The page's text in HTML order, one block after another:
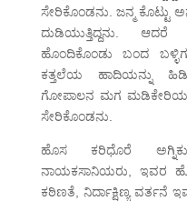
ಸೇರಿಕೊಂಡನು. ಜನ್ಮ ಕೊಟ್ಟು
ದುಡಿಯುತ್ತಿದ್ದನು.
ಹೊಂದಿಕೊಂಡು ಬಂದ
ಕತ್ತಲೆಯ ಹಾದಿಯನ್ನು
ಗೋಪಾಲನ ಮಗ ಮಡಿಕೇರಿಯ
ಸೇರಿಕೊಂಡನು.
ಹೊಸ ಕರಿಧೊರೆ
ನಾಯಕಸಾನಿಯರು, ಇವರ
ಕಠಿಣತೆ, ನಿರ್ದಾಕ್ಷಿಣ್ಯ ವರ್ತನೆ